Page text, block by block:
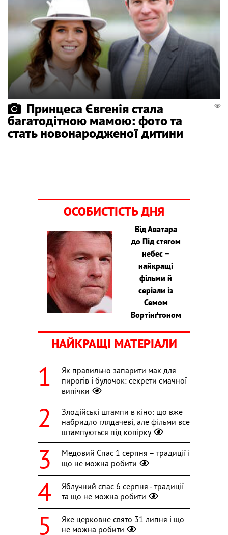
Принцеса Євгенія стала
багатодітною мамою: фото та
стать новонародженої дитини
ОСОБИСТІСТЬ ДНЯ
Від Аватара
до Під стягом
небес –
найкращі
фільми й
серіали із
Семом
Вортінґтоном
НАЙКРАЩІ МАТЕРІАЛИ
Як правильно запарити мак для
пирогів і булочок: секрети смачної
випічки
Злодійські штампи в кіно: що вже
набридло глядачеві, але фільми все
штампуються під копірку
Медовий Спас 1 серпня – традиції і
що не можна робити
Яблучний спас 6 серпня - традиції
та що не можна робити
Яке церковне свято 31 липня і що
не можна робити